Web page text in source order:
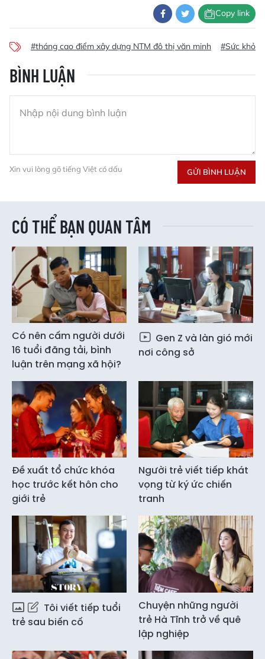
Copy link
#tháng cao điểm xây dựng NTM đô thị văn minh #Sức khỏe
BÌNH LUẬN
Xin vui lòng gõ tiếng Việt có dấu GỬI BÌNH LUẬN
CÓ THỂ BẠN QUAN TÂM
Có nên cấm người dưới
16 tuổi đăng tải, bình
luận trên mạng xã hội?
Gen Z và làn gió mới
nơi công sở
Đề xuất tổ chức khóa
học trước kết hôn cho
giới trẻ
Người trẻ viết tiếp khát
vọng từ ký ức chiến
tranh
Tôi viết tiếp tuổi
trẻ sau biến cố
Chuyện những người
trẻ Hà Tĩnh trở về quê
lập nghiệp